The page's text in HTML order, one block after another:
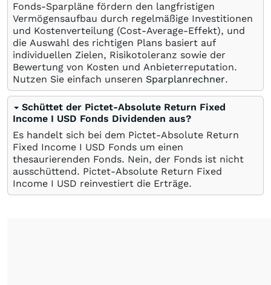
Fonds-Sparpläne fördern den langfristigen
Vermögensaufbau durch regelmäßige Investitionen
und Kostenverteilung (Cost-Average-Effekt), und
die Auswahl des richtigen Plans basiert auf
individuellen Zielen, Risikotoleranz sowie der
Bewertung von Kosten und Anbieterreputation.
Nutzen Sie einfach unseren Sparplanrechner.
Schüttet der Pictet-Absolute Return Fixed
Income I USD Fonds Dividenden aus?
Es handelt sich bei dem Pictet-Absolute Return
Fixed Income I USD Fonds um einen
thesaurierenden Fonds. Nein, der Fonds ist nicht
ausschüttend. Pictet-Absolute Return Fixed
Income I USD reinvestiert die Erträge.